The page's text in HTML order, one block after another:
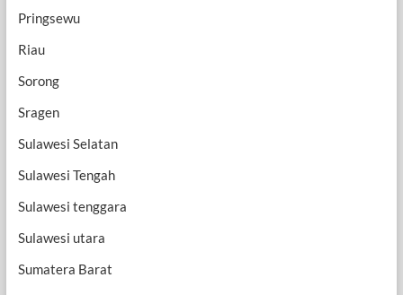
Pringsewu
Riau
Sorong
Sragen
Sulawesi Selatan
Sulawesi Tengah
Sulawesi tenggara
Sulawesi utara
Sumatera Barat